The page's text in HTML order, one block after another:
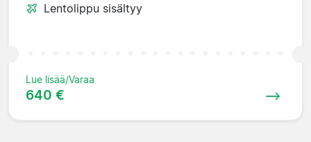
Lentolippu sisältyy
Lue lisää/Varaa
640 €